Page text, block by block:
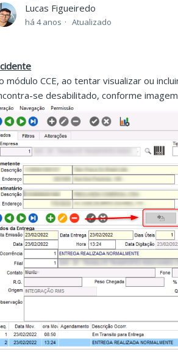
Lucas Figueiredo
há 4 anos Atualizado
módulo CCE, ao tentar visualizar ou
se desabilitado, conforme